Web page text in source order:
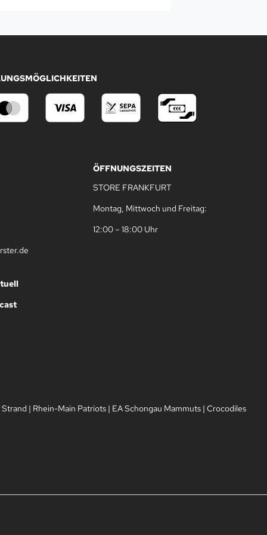
ÖFFNUNGSZEITEN
STORE FRANKFURT
Montag, Mittwoch und Freitag:
12:00 – 18:00 Uhr
| Rhein-Main Patriots | EA Schongau Mammuts | Crocodiles